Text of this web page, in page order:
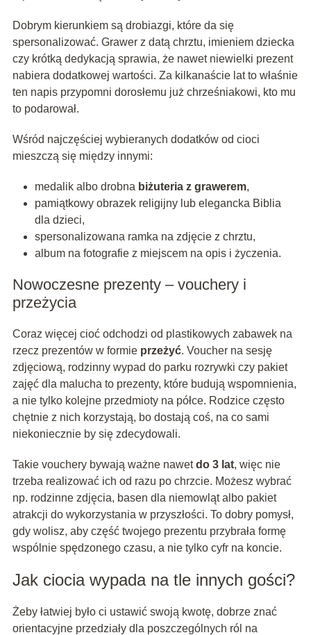
Dobrym kierunkiem są drobiazgi, które da się
spersonalizować. Grawer z datą chrztu, imieniem dziecka
czy krótką dedykacją sprawia, że nawet niewielki prezent
nabiera dodatkowej wartości. Za kilkanaście lat to właśnie
ten napis przypomni dorosłemu już chrześniakowi, kto mu
to podarował.
Wśród najczęściej wybieranych dodatków od cioci
mieszczą się między innymi:
medalik albo drobna biżuteria z grawerem,
pamiątkowy obrazek religijny lub elegancka Biblia
dla dzieci,
spersonalizowana ramka na zdjęcie z chrztu,
album na fotografie z miejscem na opis i życzenia.
Nowoczesne prezenty – vouchery i
przeżycia
Coraz więcej cioć odchodzi od plastikowych zabawek na
rzecz prezentów w formie przeżyć. Voucher na sesję
zdjęciową, rodzinny wypad do parku rozrywki czy pakiet
zajęć dla malucha to prezenty, które budują wspomnienia,
a nie tylko kolejne przedmioty na półce. Rodzice często
chętnie z nich korzystają, bo dostają coś, na co sami
niekoniecznie by się zdecydowali.
Takie vouchery bywają ważne nawetdo 3 lat, więc nie
trzeba realizować ich od razu po chrzcie. Możesz wybrać
np. rodzinne zdjęcia, basen dla niemowląt albo pakiet
atrakcji do wykorzystania w przyszłości. To dobry pomysł,
gdy wolisz, aby część twojego prezentu przybrała formę
wspólnie spędzonego czasu, a nie tylko cyfr na koncie.
Jak ciocia wypada na tle innych gości?
Żeby łatwiej było ci ustawić swoją kwotę, dobrze znać
orientacyjne przedziały dla poszczególnych ról na